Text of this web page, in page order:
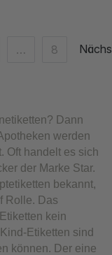
… 8
Dann
werden
Oft handelt es sich
der Marke Star.
bekannt,
Rolle. Das
kein
Etiketten sind
können. Der eine